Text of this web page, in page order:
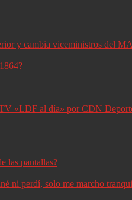
y cambia viceministros del
«LDF al día» por CDN
las pantallas?
ni perdí, solo me marcho